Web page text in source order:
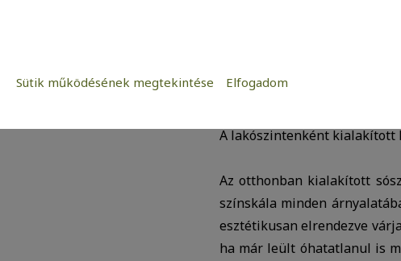
Csepel kertvárosában
sok idős házaspár, illetve
A lakószintenként kialakított
Az otthonban kialakított
színskála minden
esztétikusan elrendezve
ha már leült óhatatlanul is
kedves látogatóinknak. Ezért gyűjtünk
Azért települnek ezek a sütik, hogy a
Sütik működésének megtekintése Elfogadom